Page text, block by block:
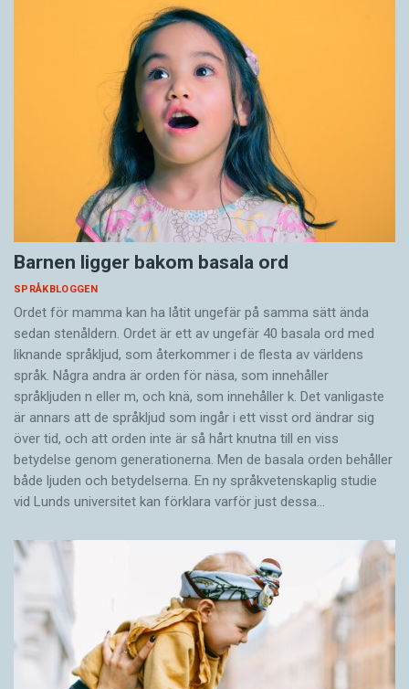
Barnen ligger bakom basala ord
SPRÅKBLOGGEN
Ordet för mamma kan ha låtit ungefär på samma sätt ända
sedan stenåldern. Ordet är ett av ungefär 40 basala ord med
liknande språkljud, som återkommer i de flesta av världens
språk. Några andra är orden för näsa, som innehåller
språkljuden n eller m, och knä, som innehåller k. Det vanligaste
är annars att de språkljud som ingår i ett visst ord ändrar sig
över tid, och att orden inte är så hårt knutna till en viss
betydelse genom generationerna. Men de basala orden behåller
både ljuden och betydelserna. En ny språkvetenskaplig studie
vid Lunds universitet kan förklara varför just dessa…